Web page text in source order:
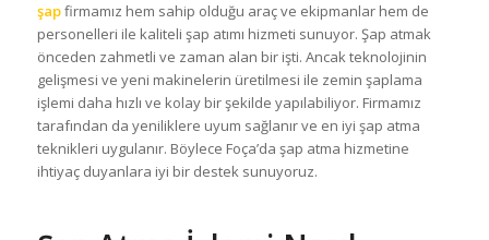
şapfirmamız hem sahip olduğu araç ve ekipmanlar hem de
personelleri ile kaliteli şap atımı hizmeti sunuyor. Şap atmak
önceden zahmetli ve zaman alan bir işti. Ancak teknolojinin
gelişmesi ve yeni makinelerin üretilmesi ile zemin şaplama
işlemi daha hızlı ve kolay bir şekilde yapılabiliyor. Firmamız
tarafından da yeniliklere uyum sağlanır ve en iyi şap atma
teknikleri uygulanır. Böylece Foça’da şap atma hizmetine
ihtiyaç duyanlara iyi bir destek sunuyoruz.